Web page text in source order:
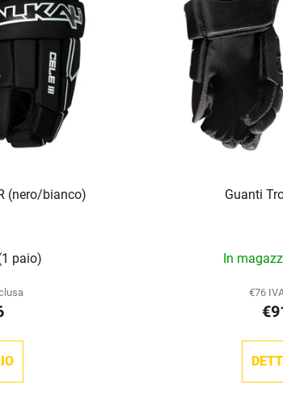
(nero/bianco)
paio)
Guanti
In
€76